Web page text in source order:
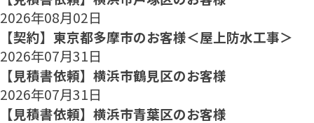
2026年08月02日
【契約】東京都多摩市のお客様＜屋上防水工事＞
2026年07月31日
【見積書依頼】横浜市鶴見区のお客様
2026年07月31日
【見積書依頼】横浜市青葉区のお客様